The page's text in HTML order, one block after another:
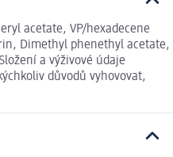
acetate, VP/hexadecene
Dimethyl phenethyl acetate,
a výživové údaje
důvodů vyhovovat,